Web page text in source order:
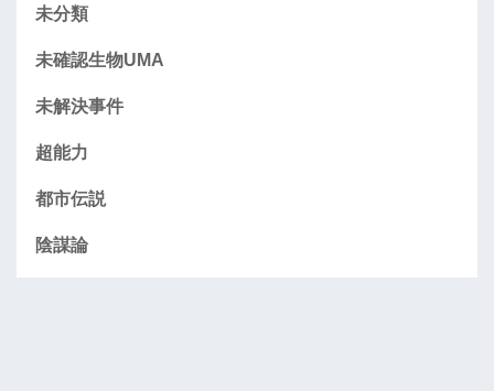
未分類
未確認生物UMA
未解決事件
超能力
都市伝説
陰謀論